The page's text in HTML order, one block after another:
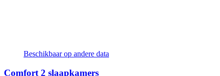
Beschikbaar op andere data
Comfort 2 slaapkamers